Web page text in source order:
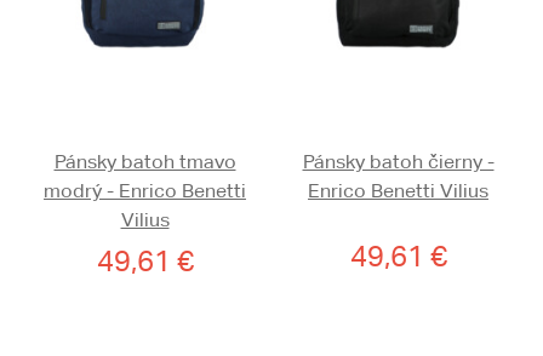
Pánsky batoh tmavo
modrý - Enrico Benetti
Vilius
49,61 €
Pánsky batoh čierny -
Enrico Benetti Vilius
49,61 €